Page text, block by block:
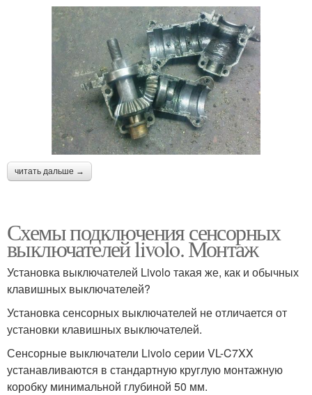
читать дальше →
Схемы подключения сенсорных
выключателей livolo. Монтаж
Установка выключателей Livolo такая же, как и обычных
клавишных выключателей?
Установка сенсорных выключателей не отличается от
установки клавишных выключателей.
Сенсорные выключатели Livolo серии VL-C7XX
устанавливаются в стандартную круглую монтажную
коробку минимальной глубиной 50 мм.